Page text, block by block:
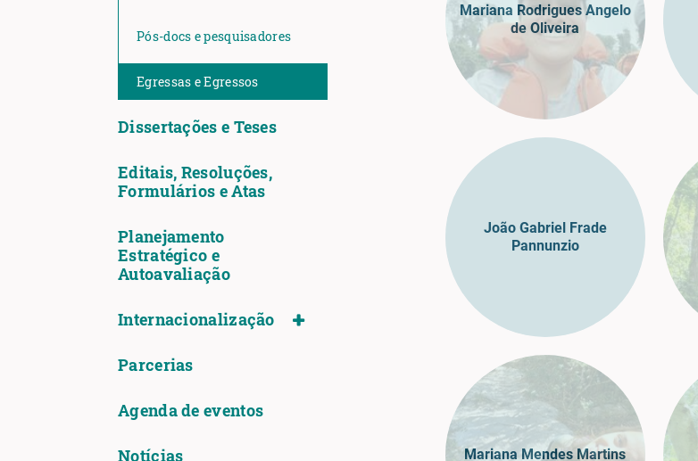
Pós-docs e pesquisadores
Egressas e Egressos
Dissertações e Teses
Editais, Resoluções,
Formulários e Atas
Planejamento
Estratégico e
Autoavaliação
Internacionalização
Parcerias
Agenda de eventos
Notícias
Mariana Rodrigues Angelo
de Oliveira
João Gabriel Frade
Pannunzio
Mariana Mendes Martins